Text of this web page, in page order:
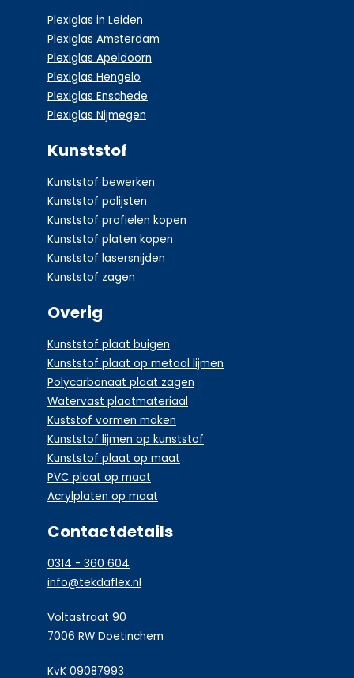
Plexiglas in Leiden
Plexiglas Amsterdam
Plexiglas Apeldoorn
Plexiglas Hengelo
Plexiglas Enschede
Plexiglas Nijmegen
Kunststof
Kunststof bewerken
Kunststof polijsten
Kunststof profielen kopen
Kunststof platen kopen
Kunststof lasersnijden
Kunststof zagen
Overig
Kunststof plaat buigen
Kunststof plaat op metaal lijmen
Polycarbonaat plaat zagen
Watervast plaatmateriaal
Kuststof vormen maken
Kunststof lijmen op kunststof
Kunststof plaat op maat
PVC plaat op maat
Acrylplaten op maat
Contactdetails
0314 - 360 604
info@tekdaflex.nl
Voltastraat 90
7006 RW Doetinchem
KvK 09087993